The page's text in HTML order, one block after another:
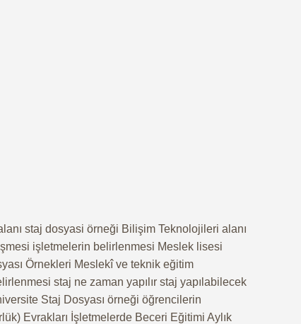
staj dosyasi örneği Bilişim Teknolojileri alanı
işletmelerin belirlenmesi Meslek lisesi
Örnekleri Meslekî ve teknik eğitim
staj ne zaman yapılır staj yapılabilecek
Staj Dosyası örneği öğrencilerin
Evrakları İşletmelerde Beceri Eğitimi Aylık